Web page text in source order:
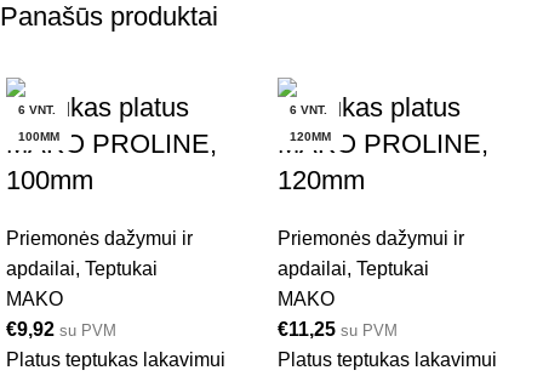
Panašūs produktai
6 VNT.
100MM
Teptukas platus
MAKO PROLINE,
100mm
Priemonės dažymui ir
apdailai, Teptukai
MAKO
€9,92 su PVM
Platus teptukas lakavimui
6 VNT.
120MM
Teptukas platus
MAKO PROLINE,
120mm
Priemonės dažymui ir
apdailai, Teptukai
MAKO
€11,25 su PVM
Platus teptukas lakavimui